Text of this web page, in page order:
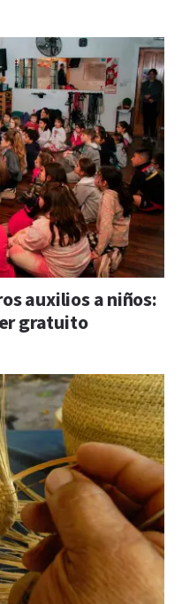
auxilios a niños:
gratuito